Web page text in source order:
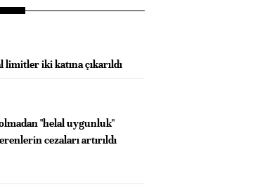
limitler iki katına çıkarıldı
"helal uygunluk"
cezaları artırıldı